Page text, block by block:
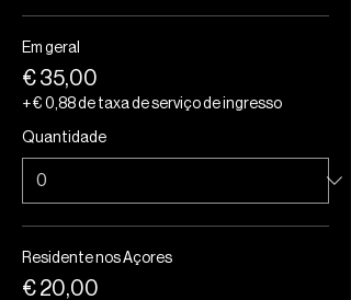
Em geral
€ 35,00
+ € 0,88 de taxa de serviço de ingresso
Quantidade
Residente nos Açores
€ 20,00